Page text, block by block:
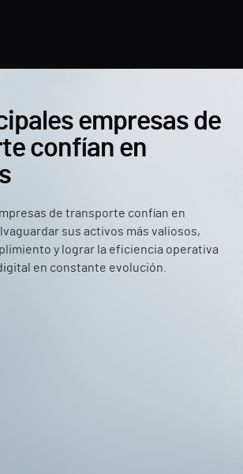
empresas de
confían en
de transporte confían en
sus activos más valiosos,
y lograr la eficiencia operativa
en constante evolución.